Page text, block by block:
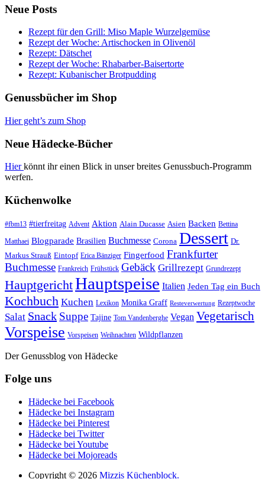
Neue Posts
Rezept für den Grill: Miso Maple Wurzelgemüse
Rezept der Woche: Artischocken in Olivenöl
Rezept: Dätschet
Rezept der Woche: Rhabarber-Baisertorte
Rezept: Kubanischer Brotpudding
Genussbücher im Shop
Hier geht’s zum Shop
Neue Hädecke-Bücher
Hierkönnt ihr einen Blick in unser breites Genussbuch-Programm
werfen.
Küchenwolke
#fbm13 #tierfreitag Advent Aktion Alain Ducasse Asien Backen Bettina
Matthaei Blogparade Brasilien Buchmesse Corona Dessert Dr.
Markus Strauß Eintopf Erica Bänziger Fingerfood Frankfurter
Buchmesse Frankreich Frühstück Gebäck Grillrezept Grundrezept
HauptgerichtHauptspeise Italien Jeden Tag ein Buch
Kochbuch Kuchen Lexikon Monika Graff Resteverwertung Rezeptwoche
Salat Snack Suppe Tajine Tom Vandenberghe Vegan Vegetarisch
Vorspeise Vorspeisen Weihnachten Wildpflanzen
Der Genussblog von Hädecke
Folge uns
Hädecke bei Facebook
Hädecke bei Instagram
Hädecke bei Pinterest
Hädecke bei Twitter
Hädecke bei Youtube
Hädecke bei Mojoreads
Copyright © 2026 Mizzis Küchenblock.